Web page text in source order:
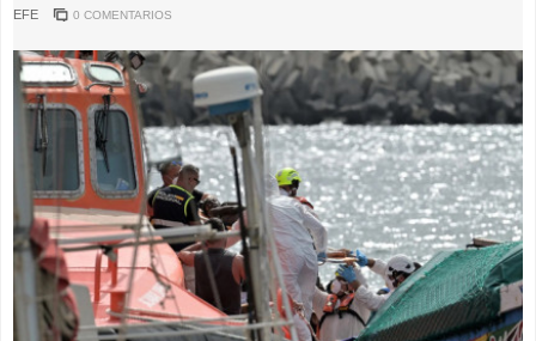
EFE 0 COMENTARIOS